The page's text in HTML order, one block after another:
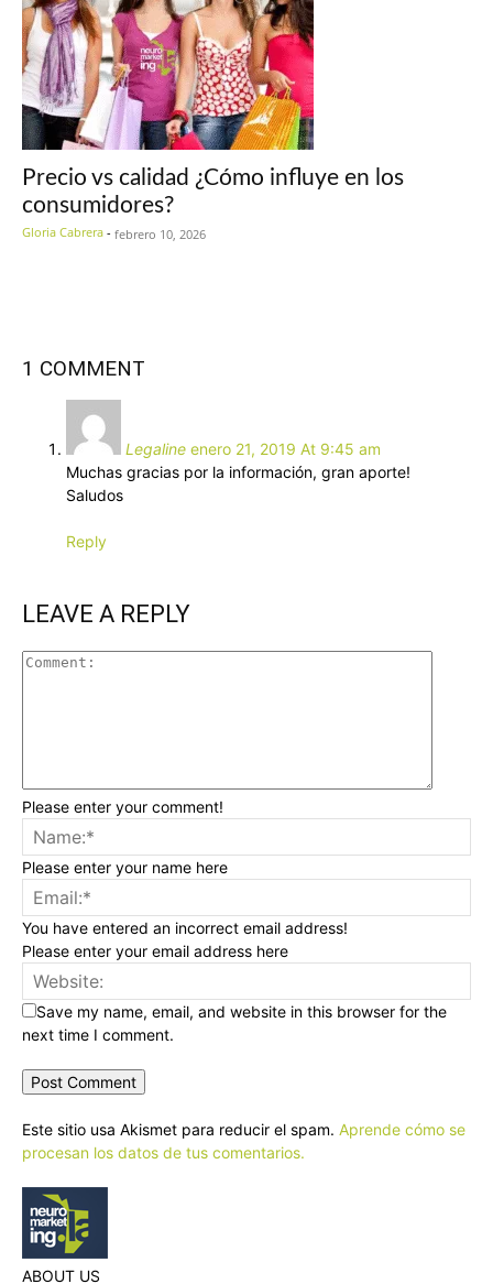
Precio vs calidad ¿Cómo influye en los
consumidores?
Gloria Cabrera - febrero 10, 2026
1 COMMENT
Legaline enero 21, 2019 At 9:45 am
Muchas gracias por la información, gran aporte!
Saludos
Reply
LEAVE A REPLY
Please enter your comment!
Please enter your name here
You have entered an incorrect email address!
Please enter your email address here
Save my name, email, and website in this browser for the
next time I comment.
Este sitio usa Akismet para reducir el spam. Aprende cómo se
procesan los datos de tus comentarios.
ABOUT US